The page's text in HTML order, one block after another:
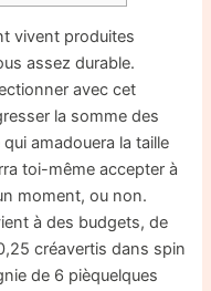
vivent produites
assez durable.
avec cet
la somme des
amadouera la taille
toi-même accepter à
moment, ou non.
à des budgets, de
créavertis dans spin
de 6 pièquelques